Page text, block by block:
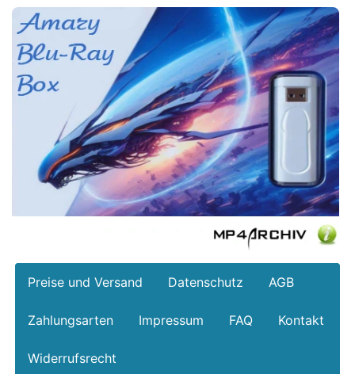
Preise und Versand Datenschutz AGB
Zahlungsarten Impressum FAQ Kontakt
Widerrufsrecht